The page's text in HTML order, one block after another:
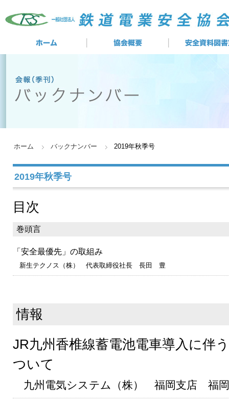
ホーム バックナンバー 2019年秋季号
2019年秋季号
目次
巻頭言
「安全最優先」の取組み
新生テクノス（株） 代表取締役社長 長田 豊
情報
JR九州香椎線蓄電池電車導入に伴
ついて
九州電気システム（株） 福岡支店 福